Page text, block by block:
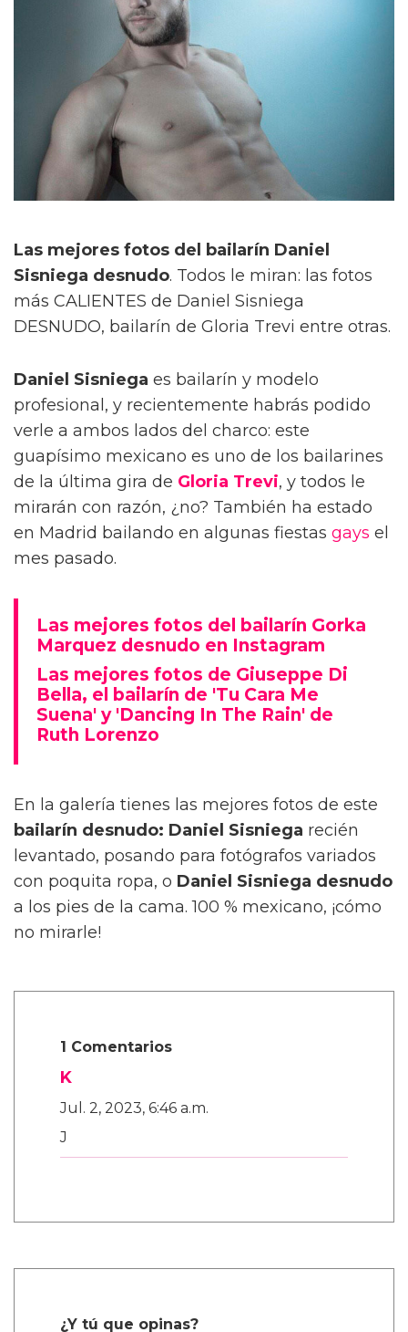
Las mejores fotos del bailarín Daniel
Sisniega desnudo. Todos le miran: las fotos
más CALIENTES de Daniel Sisniega
DESNUDO, bailarín de Gloria Trevi entre otras.
Daniel Sisniega es bailarín y modelo
profesional, y recientemente habrás podido
verle a ambos lados del charco: este
guapísimo mexicano es uno de los bailarines
de la última gira de Gloria Trevi, y todos le
mirarán con razón, ¿no? También ha estado
en Madrid bailando en algunas fiestas gays el
mes pasado.
Las mejores fotos del bailarín Gorka
Marquez desnudo en Instagram
Las mejores fotos de Giuseppe Di
Bella, el bailarín de 'Tu Cara Me
Suena' y 'Dancing In The Rain' de
Ruth Lorenzo
En la galería tienes las mejores fotos de este
bailarín desnudo: Daniel Sisniega recién
levantado, posando para fotógrafos variados
con poquita ropa, o Daniel Sisniega desnudo
a los pies de la cama. 100 % mexicano, ¡cómo
no mirarle!
1 Comentarios
K
Jul. 2, 2023, 6:46 a.m.
J
¿Y tú que opinas?